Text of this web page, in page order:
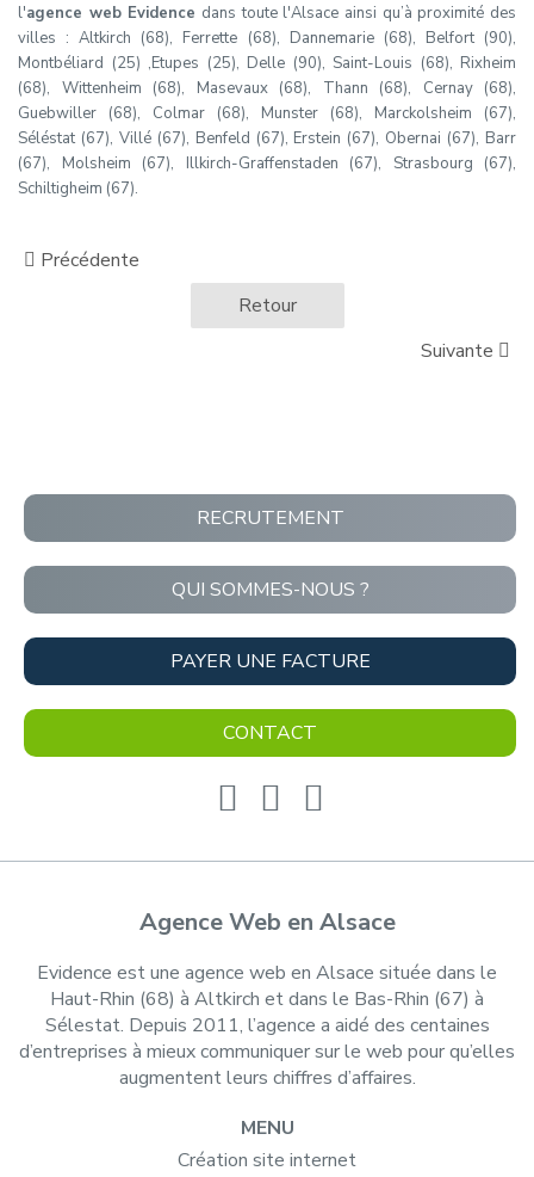
l'agence web Evidence dans toute l'Alsace ainsi qu’à proximité des
villes : Altkirch (68), Ferrette (68), Dannemarie (68), Belfort (90),
Montbéliard (25) ,Etupes (25), Delle (90), Saint-Louis (68), Rixheim
(68), Wittenheim (68), Masevaux (68), Thann (68), Cernay (68),
Guebwiller (68), Colmar (68), Munster (68), Marckolsheim (67),
Séléstat (67), Villé (67), Benfeld (67), Erstein (67), Obernai (67), Barr
(67), Molsheim (67), Illkirch-Graffenstaden (67), Strasbourg (67),
Schiltigheim (67).
Précédente
Retour
Suivante
RECRUTEMENT
QUI SOMMES-NOUS ?
PAYER UNE FACTURE
CONTACT
Agence Web en Alsace
Evidence est une agence web en Alsace située dans le
Haut-Rhin (68) à Altkirch et dans le Bas-Rhin (67) à
Sélestat. Depuis 2011, l’agence a aidé des centaines
d’entreprises à mieux communiquer sur le web pour qu’elles
augmentent leurs chiffres d’affaires.
MENU
Création site internet